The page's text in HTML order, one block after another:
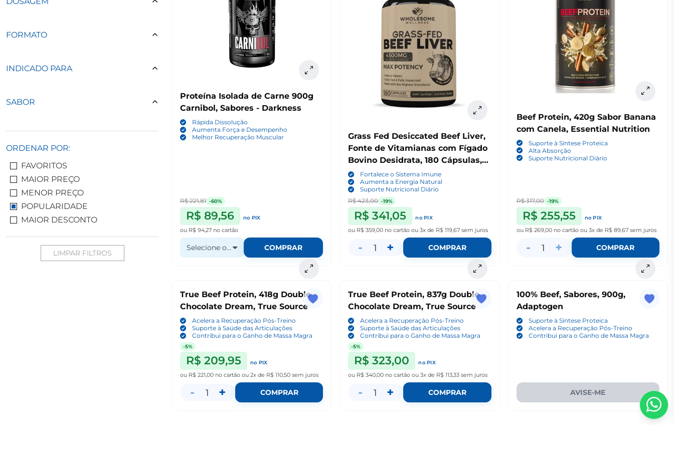
FORMATO
INDICADO PARA
SABOR
ORDENAR POR:
FAVORITOS
MAIOR PREÇO
MENOR PREÇO
POPULARIDADE
MAIOR DESCONTO
LIMPAR FILTROS
Proteína Isolada de Carne 900g
Carnibol, Sabores - Darkness
Rápida Dissolução
Aumenta Força e Desempenho
Melhor Recuperação Muscular
R$ 221,81 -60%
R$ 89,56
no PIX
ou R$ 94,27 no cartão
Selecione o Sabor COMPRAR
Grass Fed Desiccated Beef Liver,
Fonte de Vitamianas com Fígado
Bovino Desidrata, 180 Cápsulas,
Wholesome Wellness
Fortalece o Sistema Imune
Aumenta a Energia Natural
Suporte Nutricional Diário
R$ 423,00 -19%
R$ 341,05
no PIX
ou R$ 359,00 no cartãoou3x de R$ 119,67 sem juros
- 1 + COMPRAR
Beef Protein, 420g Sabor Banana
com Canela, Essential Nutrition
Suporte à Síntese Proteica
Alta Absorção
Suporte Nutricional Diário
R$ 317,00 -19%
R$ 255,55
no PIX
ou R$ 269,00 no cartão ou 3x de R$ 89,67sem juros
- 1 + COMPRAR
True Beef Protein, 418g Double
Chocolate Dream, True Source
Acelera a Recuperação Pós-Treino
Suporte à Saúde das Articulações
Contribui para o Ganho de Massa Magra
-5%
R$ 209,95
no PIX
ou R$ 221,00 no cartão ou 2x de R$ 110,50 sem juros
- 1 + COMPRAR
True Beef Protein, 837g Double
Chocolate Dream, True Source
Acelera a Recuperação Pós-Treino
Suporte à Saúde das Articulações
Contribui para o Ganho de Massa Magra
-5%
R$ 323,00
no PIX
ou R$ 340,00 no cartãoou3x de R$ 113,33 sem juros
- 1 + COMPRAR
100% Beef, Sabores, 900g,
Adaptogen
Suporte à Síntese Proteica
Acelera a Recuperação Pós-Treino
Contribui para o Ganho de Massa Magra
AVISE-ME